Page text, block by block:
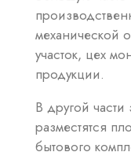
механической
участок, цех
продукции.
В другой
разместятся
бытового